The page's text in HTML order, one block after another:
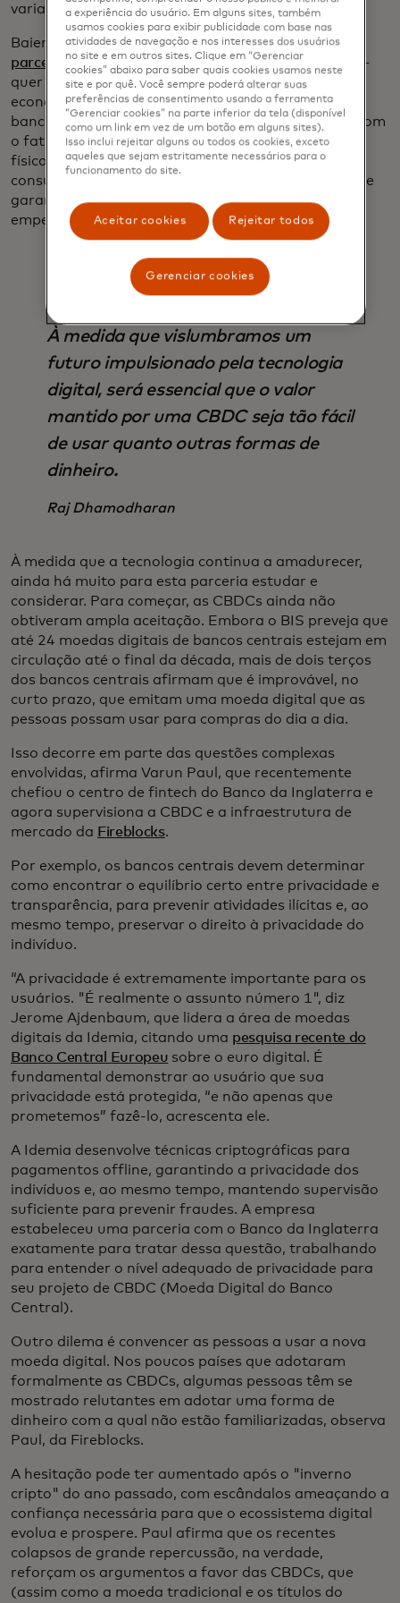
variam de país para país.”
Baierle afirma que o Banco do Gana — que está
parceria com a G+D em seu projeto piloto de CBDC
—
quer usar as CBDCs para integrar mais cidadãos à
economia financeira formal. Em contrapartida, o
banco central sueco pode estar mais preocupado com
o fato de a rápida transição para longe do dinheiro
físico naquele país estar reduzindo o acesso dos
consumidores a uma forma de dinheiro diretamente
garantida pelo banco central, algo que ele está
empenhado em preservar, afirma McWaters.
À medida que vislumbramos um
futuro impulsionado pela tecnologia
digital, será essencial que o valor
mantido por uma CBDC seja tão fácil
de usar quanto outras formas de
dinheiro.
Raj Dhamodharan
À medida que a tecnologia continua a amadurecer,
ainda há muito para esta parceria estudar e
considerar. Para começar, as CBDCs ainda não
obtiveram ampla aceitação. Embora o BIS preveja que
até 24 moedas digitais de bancos centrais estejam em
circulação até o final da década, mais de dois terços
dos bancos centrais afirmam que é improvável, no
curto prazo, que emitam uma moeda digital que as
pessoas possam usar para compras do dia a dia.
Isso decorre em parte das questões complexas
envolvidas, afirma Varun Paul, que recentemente
chefiou o centro de fintech do Banco da Inglaterra e
agora supervisiona a CBDC e a infraestrutura de
mercado da Fireblocks.
Por exemplo, os bancos centrais devem determinar
como encontrar o equilíbrio certo entre privacidade e
transparência, para prevenir atividades ilícitas e, ao
mesmo tempo, preservar o direito à privacidade do
indivíduo.
“A privacidade é extremamente importante para os
usuários. "É realmente o assunto número 1", diz
Jerome Ajdenbaum, que lidera a área de moedas
digitais da Idemia, citando uma pesquisa recente do
Banco Central Europeu sobre o euro digital. É
fundamental demonstrar ao usuário que sua
privacidade está protegida, “e não apenas que
prometemos” fazê-lo, acrescenta ele.
A Idemia desenvolve técnicas criptográficas para
pagamentos offline, garantindo a privacidade dos
indivíduos e, ao mesmo tempo, mantendo supervisão
suficiente para prevenir fraudes. A empresa
estabeleceu uma parceria com o Banco da Inglaterra
exatamente para tratar dessa questão, trabalhando
para entender o nível adequado de privacidade para
seu projeto de CBDC (Moeda Digital do Banco
Central).
Outro dilema é convencer as pessoas a usar a nova
moeda digital. Nos poucos países que adotaram
formalmente as CBDCs, algumas pessoas têm se
mostrado relutantes em adotar uma forma de
dinheiro com a qual não estão familiarizadas, observa
Paul, da Fireblocks.
A hesitação pode ter aumentado após o "inverno
cripto" do ano passado, com escândalos ameaçando a
confiança necessária para que o ecossistema digital
evolua e prospere. Paul afirma que os recentes
colapsos de grande repercussão, na verdade,
reforçam os argumentos a favor das CBDCs, que
(assim como a moeda tradicional e os títulos do
a experiência do usuário. Em alguns sites, também
usamos cookies para exibir publicidade com base nas
atividades de navegação e nos interesses dos usuários
no site e em outros sites. Clique em “Gerenciar
cookies” abaixo para saber quais cookies usamos neste
site e por quê. Você sempre poderá alterar suas
preferências de consentimento usando a ferramenta
“Gerenciar cookies” na parte inferior da tela (disponível
como um link em vez de um botão em alguns sites).
Isso inclui rejeitar alguns ou todos os cookies, exceto
aqueles que sejam estritamente necessários para o
funcionamento do site.
Aceitar cookies Rejeitar todos
Gerenciar cookies